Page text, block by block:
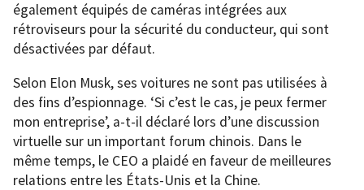
également équipés de caméras intégrées aux
rétroviseurs pour la sécurité du conducteur, qui sont
désactivées par défaut.
Selon Elon Musk, ses voitures ne sont pas utilisées à
des fins d’espionnage. ‘Si c’est le cas, je peux fermer
mon entreprise’, a-t-il déclaré lors d’une discussion
virtuelle sur un important forum chinois. Dans le
même temps, le CEO a plaidé en faveur de meilleures
relations entre les États-Unis et la Chine.